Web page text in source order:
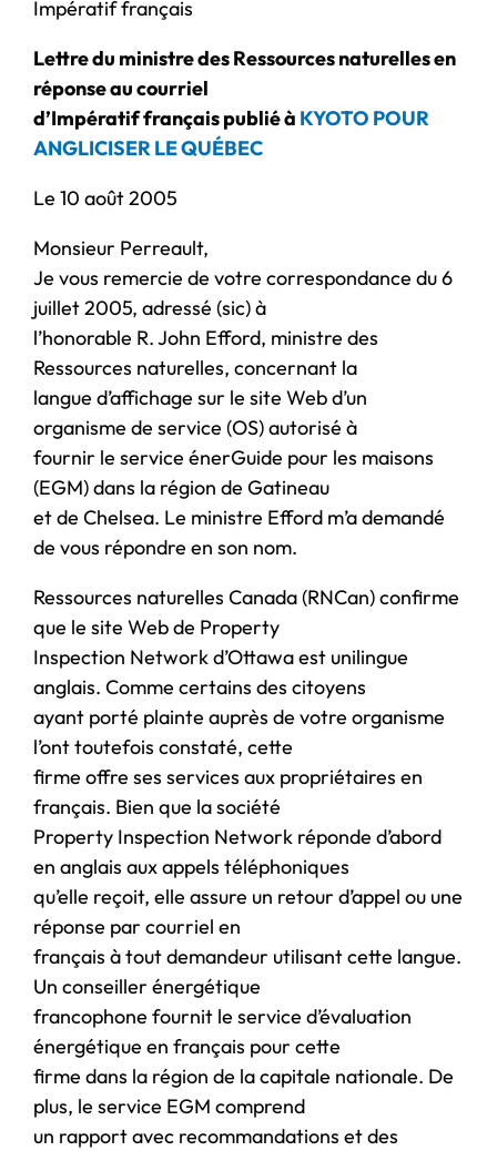
Impératif français
Lettre du ministre des Ressources naturelles en
réponse au courriel
d’Impératif français publié à KYOTO POUR
ANGLICISER LE QUÉBEC
Le 10 août 2005
Monsieur Perreault,
Je vous remercie de votre correspondance du 6
juillet 2005, adressé (sic) à
l’honorable R. John Efford, ministre des
Ressources naturelles, concernant la
langue d’affichage sur le site Web d’un
organisme de service (OS) autorisé à
fournir le service énerGuide pour les maisons
(EGM) dans la région de Gatineau
et de Chelsea. Le ministre Efford m’a demandé
de vous répondre en son nom.
Ressources naturelles Canada (RNCan) confirme
que le site Web de Property
Inspection Network d’Ottawa est unilingue
anglais. Comme certains des citoyens
ayant porté plainte auprès de votre organisme
l’ont toutefois constaté, cette
firme offre ses services aux propriétaires en
français. Bien que la société
Property Inspection Network réponde d’abord
en anglais aux appels téléphoniques
qu’elle reçoit, elle assure un retour d’appel ou une
réponse par courriel en
français à tout demandeur utilisant cette langue.
Un conseiller énergétique
francophone fournit le service d’évaluation
énergétique en français pour cette
firme dans la région de la capitale nationale. De
plus, le service EGM comprend
un rapport avec recommandations et des